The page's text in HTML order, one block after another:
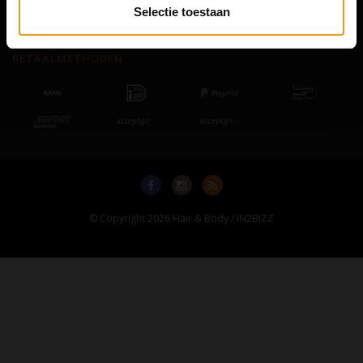
Selectie toestaan
BETAALMETHODEN
© Copyright 2026 Hair & Body / IN2BIZZ